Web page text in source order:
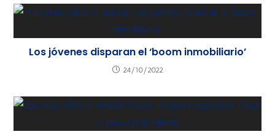
Los jóvenes disparan el ‘boom inmobiliario’
24/10/2022